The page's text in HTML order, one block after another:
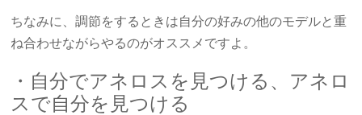
ちなみに、調節をするときは自分の好みの他のモデルと重
ね合わせながらやるのがオススメですよ。
・自分でアネロスを見つける、アネロ
スで自分を見つける